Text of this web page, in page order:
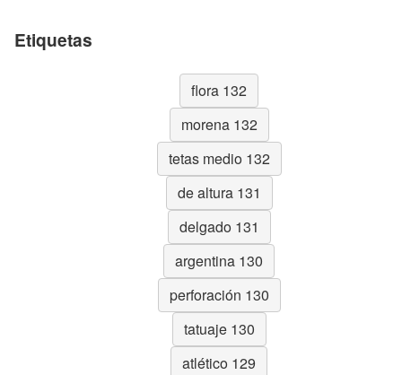
Etiquetas
flora 132
morena 132
tetas medio 132
de altura 131
delgado 131
argentina 130
perforación 130
tatuaje 130
atlético 129